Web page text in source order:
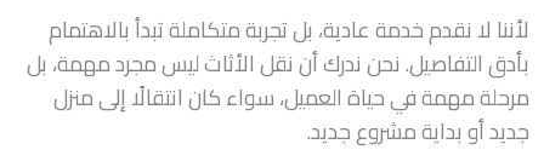
لأننا لا نقدم خدمة عادية، بل تجربة متكاملة تبدأ بالاهتمام
بأدق التفاصيل. نحن ندرك أن نقل الأثاث ليس مجرد مهمة، بل
مرحلة مهمة في حياة العميل، سواء كان انتقالًا إلى منزل
جديد أو بداية مشروع جديد.